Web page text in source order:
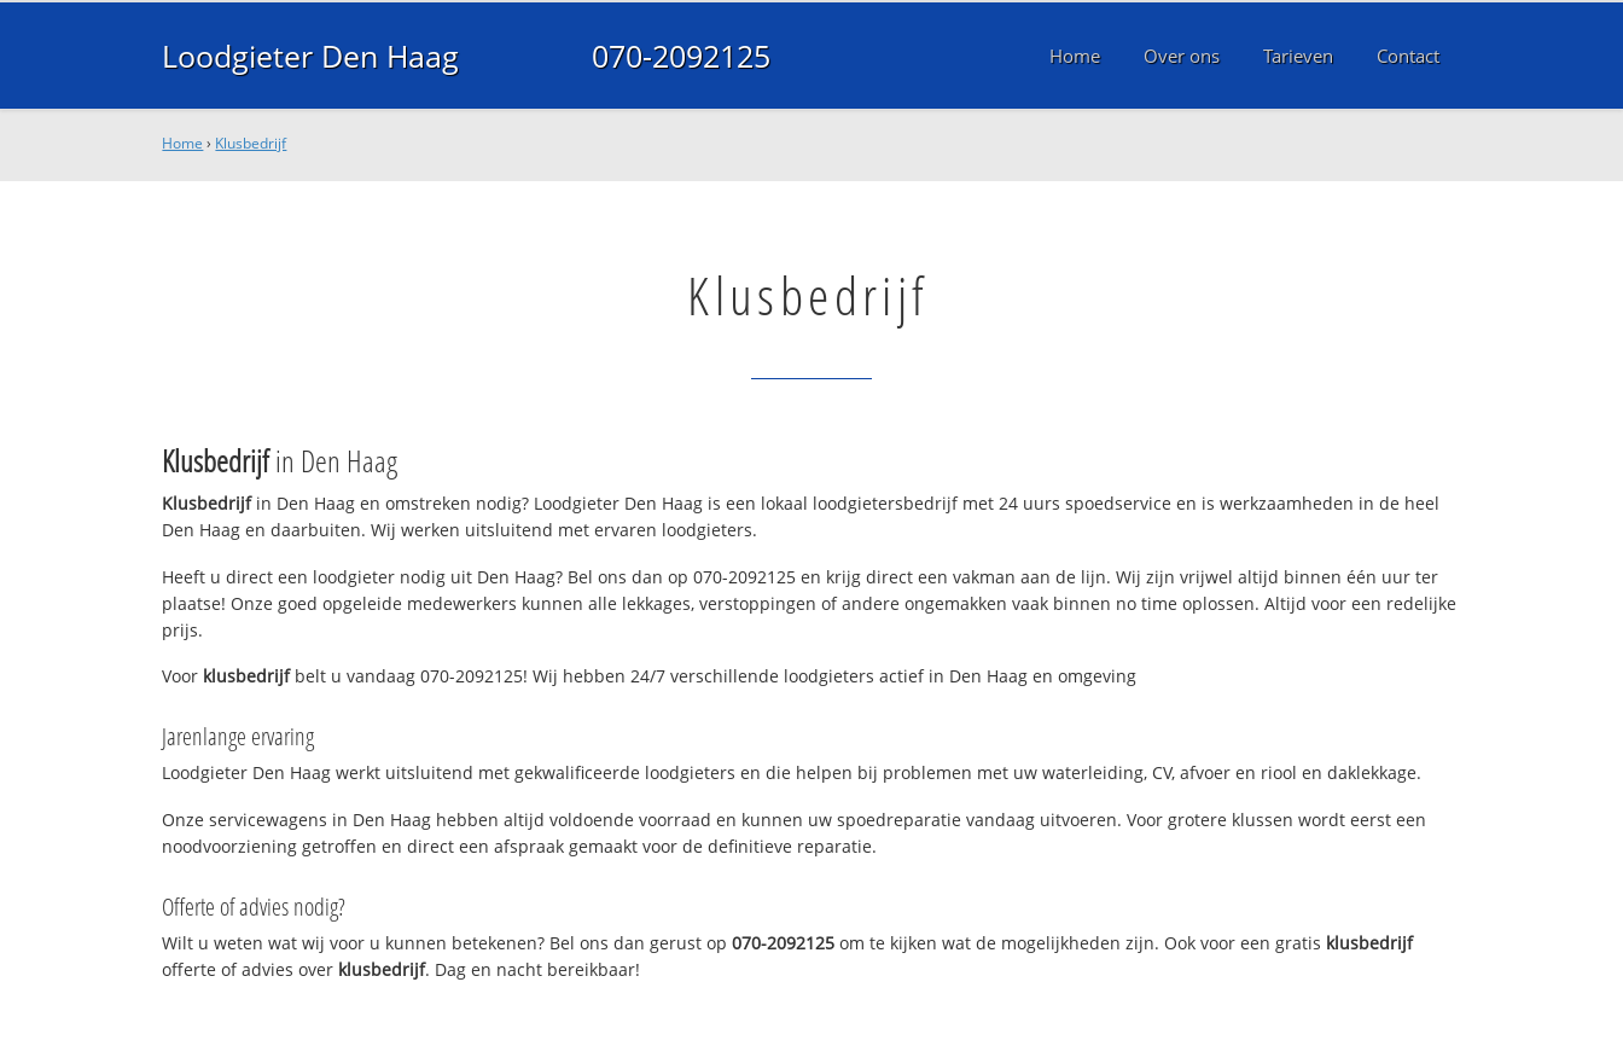
Loodgieter Den Haag 070-2092125 Home Over ons Tarieven Contact
Home › Klusbedrijf
Klusbedrijf
Klusbedrijfin Den Haag
Klusbedrijfin Den Haag en omstreken nodig? Loodgieter Den Haag is een lokaal loodgietersbedrijf met 24 uurs spoedservice en is werkzaamheden in de heel
Den Haag en daarbuiten. Wij werken uitsluitend met ervaren loodgieters.
Heeft u direct een loodgieter nodig uit Den Haag? Bel ons dan op 070-2092125 en krijg direct een vakman aan de lijn. Wij zijn vrijwel altijd binnen één uur ter
plaatse! Onze goed opgeleide medewerkers kunnen alle lekkages, verstoppingen of andere ongemakken vaak binnen no time oplossen. Altijd voor een redelijke
prijs.
Voor klusbedrijfbelt u vandaag 070-2092125! Wij hebben 24/7 verschillende loodgieters actief in Den Haag en omgeving
Jarenlange ervaring
Loodgieter Den Haag werkt uitsluitend met gekwalificeerde loodgieters en die helpen bij problemen met uw waterleiding, CV, afvoer en riool en daklekkage.
Onze servicewagens in Den Haag hebben altijd voldoende voorraad en kunnen uw spoedreparatie vandaag uitvoeren. Voor grotere klussen wordt eerst een
noodvoorziening getroffen en direct een afspraak gemaakt voor de definitieve reparatie.
Offerte of advies nodig?
Wilt u weten wat wij voor u kunnen betekenen? Bel ons dan gerust op070-2092125 om te kijken wat de mogelijkheden zijn. Ook voor een gratis klusbedrijf
offerte of advies over klusbedrijf. Dag en nacht bereikbaar!